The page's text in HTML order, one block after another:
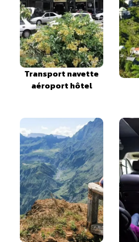
Transport navette
aéroport hôtel